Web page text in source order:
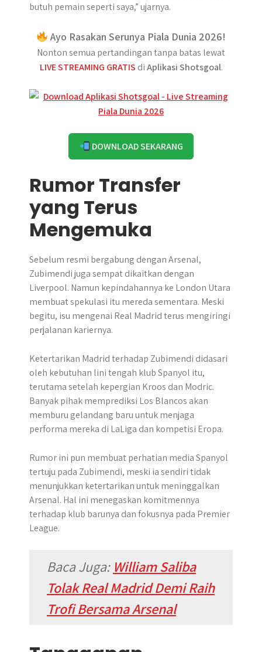
butuh pemain seperti saya,” ujarnya.
Ayo Rasakan Serunya Piala Dunia 2026!
Nonton semua pertandingan tanpa batas lewat
LIVE STREAMING GRATIS diAplikasi Shotsgoal.
DOWNLOAD SEKARANG
Rumor Transfer
yang Terus
Mengemuka
Sebelum resmi bergabung dengan Arsenal,
Zubimendi juga sempat dikaitkan dengan
Liverpool. Namun kepindahannya ke London Utara
membuat spekulasi itu mereda sementara. Meski
begitu, isu mengenai Real Madrid terus mengiringi
perjalanan kariernya.
Ketertarikan Madrid terhadap Zubimendi didasari
oleh kebutuhan lini tengah klub Spanyol itu,
terutama setelah kepergian Kroos dan Modric.
Banyak pihak memprediksi Los Blancos akan
memburu gelandang baru untuk menjaga
performa mereka di LaLiga dan kompetisi Eropa.
Rumor ini pun membuat perhatian media Spanyol
tertuju pada Zubimendi, meski ia sendiri tidak
menunjukkan ketertarikan untuk meninggalkan
Arsenal. Hal ini menegaskan komitmennya
terhadap klub barunya dan fokusnya pada Premier
League.
Baca Juga: William Saliba
Tolak Real Madrid Demi Raih
Trofi Bersama Arsenal